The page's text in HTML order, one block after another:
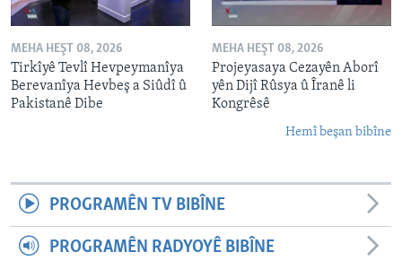
MEHA HEŞT 08, 2026
Tirkîyê Tevlî Hevpeymanîya
Berevanîya Hevbeş a Siûdî û
Pakistanê Dibe
MEHA HEŞT 08, 2026
Projeyasaya Cezayên Aborî
yên Dijî Rûsya û Îranê li
Kongrêsê
Hemî beşan bibîne
PROGRAMÊN TV BIBÎNE
PROGRAMÊN RADYOYÊ BIBÎNE